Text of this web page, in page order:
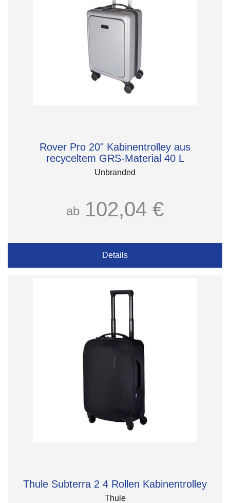
Rover Pro 20" Kabinentrolley aus
recyceltem GRS-Material 40 L
Unbranded
ab 102,04 €
Details
Thule Subterra 2 4 Rollen Kabinentrolley
Thule